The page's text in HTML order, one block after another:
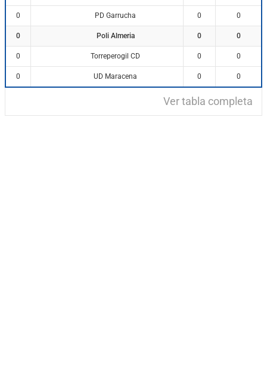
0 PD Garrucha 0 0
0 Poli Almeria 0 0
0 Torreperogil CD 0 0
0 UD Maracena 0 0
Ver tabla completa